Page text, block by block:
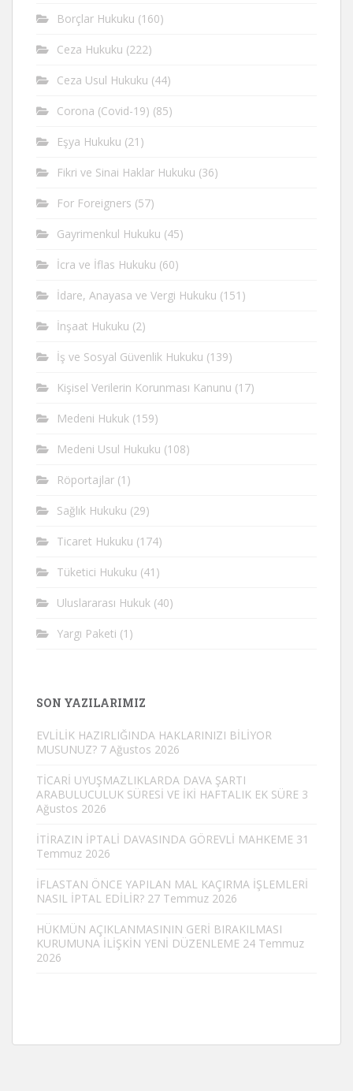
Borçlar Hukuku (160)
Ceza Hukuku (222)
Ceza Usul Hukuku (44)
Corona (Covid-19) (85)
Eşya Hukuku (21)
Fikri ve Sinai Haklar Hukuku (36)
For Foreigners (57)
Gayrimenkul Hukuku (45)
İcra ve İflas Hukuku (60)
İdare, Anayasa ve Vergi Hukuku (151)
İnşaat Hukuku (2)
İş ve Sosyal Güvenlik Hukuku (139)
Kişisel Verilerin Korunması Kanunu (17)
Medeni Hukuk (159)
Medeni Usul Hukuku (108)
Röportajlar (1)
Sağlık Hukuku (29)
Ticaret Hukuku (174)
Tüketici Hukuku (41)
Uluslararası Hukuk (40)
Yargı Paketi (1)
SON YAZILARIMIZ
EVLİLİK HAZIRLIĞINDA HAKLARINIZI BİLİYOR
MUSUNUZ? 7 Ağustos 2026
TİCARİ UYUŞMAZLIKLARDA DAVA ŞARTI
ARABULUCULUK SÜRESİ VE İKİ HAFTALIK EK SÜRE 3
Ağustos 2026
İTİRAZIN İPTALİ DAVASINDA GÖREVLİ MAHKEME 31
Temmuz 2026
İFLASTAN ÖNCE YAPILAN MAL KAÇIRMA İŞLEMLERİ
NASIL İPTAL EDİLİR? 27 Temmuz 2026
HÜKMÜN AÇIKLANMASININ GERİ BIRAKILMASI
KURUMUNA İLİŞKİN YENİ DÜZENLEME 24 Temmuz
2026